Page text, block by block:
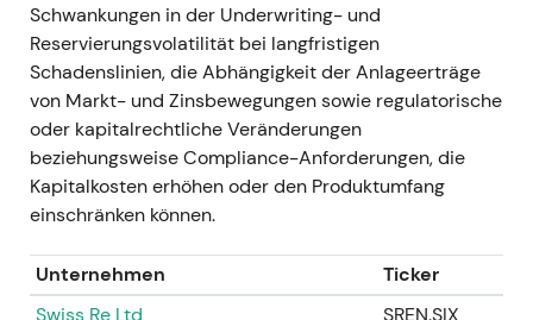
2024 — starker Jahresauftakt,
beschleunigte Kapitalrückführung
Ereignis:Sehr starkes Q1 2024
(Konzernnettoergebnis ~2,1 Mrd. €);
Management formulierte das Ziel eines
Konzernnettoergebnisses von rund 5 Mrd. €
für 2024; laufende Aktienrückkäufe (aus den
schlug der Vorstand eine deutlich erhöhte
Dividende für 2024 vor (Beschluss und
Schwankungen in der Underwriting- und
Reservierungsvolatilität bei langfristigen
Schadenslinien, die Abhängigkeit der Anlageerträge
von Markt- und Zinsbewegungen sowie regulatorische
oder kapitalrechtliche Veränderungen
beziehungsweise Compliance-Anforderungen, die
Kapitalkosten erhöhen oder den Produktumfang
einschränken können.
Unternehmen
Ticker
Swiss Re Ltd
SREN.SIX